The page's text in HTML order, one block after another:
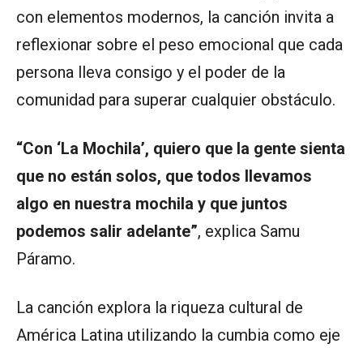
con elementos modernos, la canción invita a
reflexionar sobre el peso emocional que cada
persona lleva consigo y el poder de la
comunidad para superar cualquier obstáculo.
“Con ‘La Mochila’, quiero que la gente sienta
que no están solos, que todos llevamos
algo en nuestra mochila y que juntos
podemos salir adelante”, explica Samu
Páramo.
La canción explora la riqueza cultural de
América Latina utilizando la cumbia como eje